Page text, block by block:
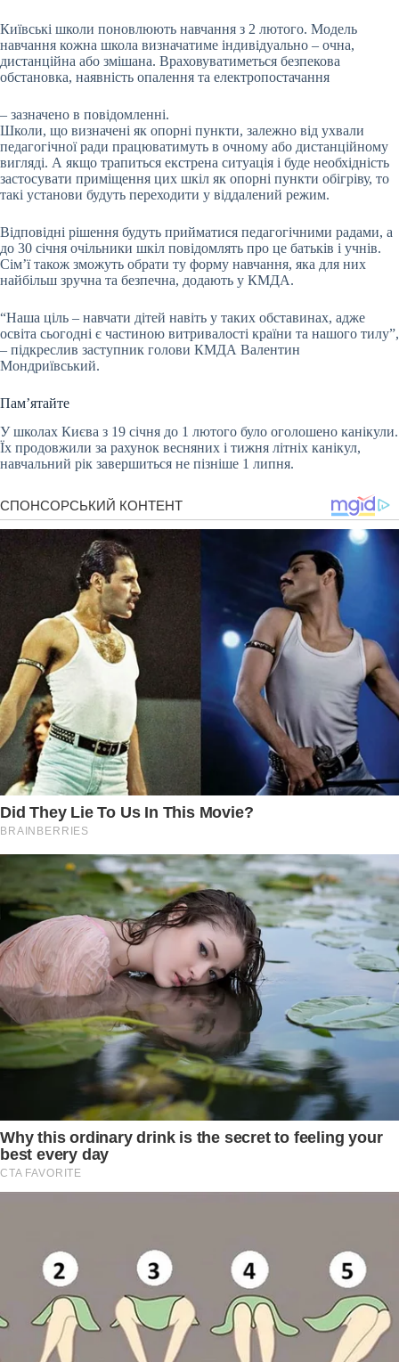
Київські школи поновлюють навчання з 2 лютого. Модель
навчання кожна школа визначатиме індивідуально – очна,
дистанційна або змішана. Враховуватиметься безпекова
обстановка, наявність опалення та електропостачання
– зазначено в повідомленні.
Школи, що визначені як опорні пункти, залежно від ухвали
педагогічної ради працюватимуть в очному або дистанційному
вигляді. А якщо трапиться екстрена ситуація і буде необхідність
застосувати приміщення цих шкіл як опорні пункти обігріву, то
такі установи будуть переходити у віддалений режим.
Відповідні рішення будуть прийматися педагогічними радами, а
до 30 січня очільники шкіл повідомлять про це батьків і учнів.
Сім’ї також зможуть обрати ту форму навчання, яка для них
найбільш зручна та безпечна, додають у КМДА.
“Наша ціль – навчати дітей навіть у таких обставинах, адже
освіта сьогодні є частиною витривалості країни та нашого тилу”,
– підкреслив заступник голови КМДА Валентин
Мондриївський.
Пам’ятайте
У школах Києва з 19 січня до 1 лютого було оголошено канікули.
Їх продовжили за рахунок весняних і тижня літніх канікул,
навчальний рік завершиться не пізніше 1 липня.